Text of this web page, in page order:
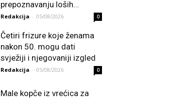
prepoznavanju loših...
Redakcija - 05/08/2026 0
Četiri frizure koje ženama
nakon 50. mogu dati
svježiji i njegovaniji izgled
Redakcija - 05/08/2026 0
Male kopče iz vrećica za